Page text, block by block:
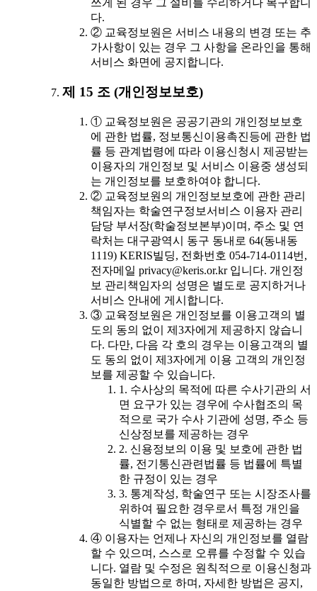
다.
② 교육정보원은 서비스 내용의 변경 또는 추
가사항이 있는 경우 그 사항을 온라인을 통해
서비스 화면에 공지합니다.
제 15 조 (개인정보보호)
① 교육정보원은 공공기관의 개인정보보호
에 관한 법률, 정보통신이용촉진등에 관한 법
률 등 관계법령에 따라 이용신청시 제공받는
이용자의 개인정보 및 서비스 이용중 생성되
는 개인정보를 보호하여야 합니다.
② 교육정보원의 개인정보보호에 관한 관리
책임자는 학술연구정보서비스 이용자 관리
담당 부서장(학술정보본부)이며, 주소 및 연
락처는 대구광역시 동구 동내로 64(동내동
1119) KERIS빌딩, 전화번호 054-714-0114번,
전자메일 privacy@keris.or.kr 입니다. 개인정
보 관리책임자의 성명은 별도로 공지하거나
서비스 안내에 게시합니다.
③ 교육정보원은 개인정보를 이용고객의 별
도의 동의 없이 제3자에게 제공하지 않습니
다. 다만, 다음 각 호의 경우는 이용고객의 별
도 동의 없이 제3자에게 이용 고객의 개인정
보를 제공할 수 있습니다.
1. 수사상의 목적에 따른 수사기관의 서
면 요구가 있는 경우에 수사협조의 목
적으로 국가 수사 기관에 성명, 주소 등
신상정보를 제공하는 경우
2. 신용정보의 이용 및 보호에 관한 법
률, 전기통신관련법률 등 법률에 특별
한 규정이 있는 경우
3. 통계작성, 학술연구 또는 시장조사를
위하여 필요한 경우로서 특정 개인을
식별할 수 없는 형태로 제공하는 경우
④ 이용자는 언제나 자신의 개인정보를 열람
할 수 있으며, 스스로 오류를 수정할 수 있습
니다. 열람 및 수정은 원칙적으로 이용신청과
동일한 방법으로 하며, 자세한 방법은 공지,